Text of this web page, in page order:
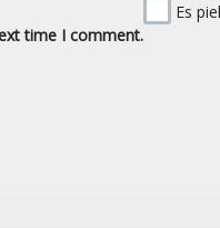
time I comment.
Es